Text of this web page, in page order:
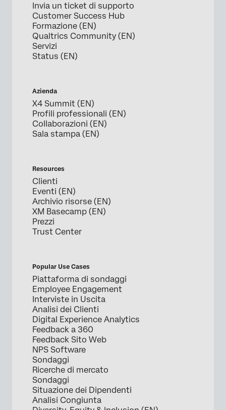
Invia un ticket di supporto
Customer Success Hub
Formazione (EN)
Qualtrics Community (EN)
Servizi
Status (EN)
Azienda
X4 Summit (EN)
Profili professionali (EN)
Collaborazioni (EN)
Sala stampa (EN)
Resources
Clienti
Eventi (EN)
Archivio risorse (EN)
XM Basecamp (EN)
Prezzi
Trust Center
Popular Use Cases
Piattaforma di sondaggi
Employee Engagement
Interviste in Uscita
Analisi dei Clienti
Digital Experience Analytics
Feedback a 360
Feedback Sito Web
NPS Software
Sondaggi
Ricerche di mercato
Sondaggi
Situazione dei Dipendenti
Analisi Congiunta